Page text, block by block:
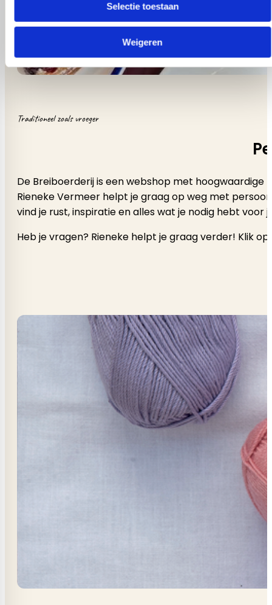
Selectie toestaan
Weigeren
Traditioneel zoals vroeger
De Breiboerderij is een webshop met
Rieneke Vermeer helpt je graag op weg met
vind je rust, inspiratie en alles wat je nodig hebt voor
Heb je vragen? Rieneke helpt je graag verder! Klik